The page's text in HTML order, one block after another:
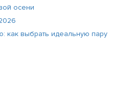
осени
как выбрать идеальную пару